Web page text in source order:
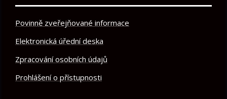
Povinně zveřejňované informace
Elektronická úřední deska
Zpracování osobních údajů
Prohlášení o přístupnosti